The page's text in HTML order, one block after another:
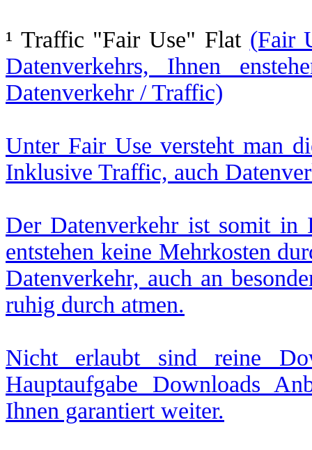
¹ Traffic "Fair Use" Flat (Fair
Datenverkehrs, Ihnen
Datenverkehr / Traffic)
Unter Fair Use versteht man
Inklusive Traffic, auch
Der Datenverkehr ist somit in
entstehen keine Mehrkosten
Datenverkehr, auch an
ruhig durch atmen.
Nicht erlaubt sind reine
Hauptaufgabe Downloads
Ihnen garantiert weiter.